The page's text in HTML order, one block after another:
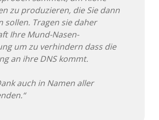
zu produzieren, die Sie dann
sollen. Tragen sie daher
Ihre Mund-Nasen-
um zu verhindern dass die
an ihre DNS kommt.
auch in Namen aller